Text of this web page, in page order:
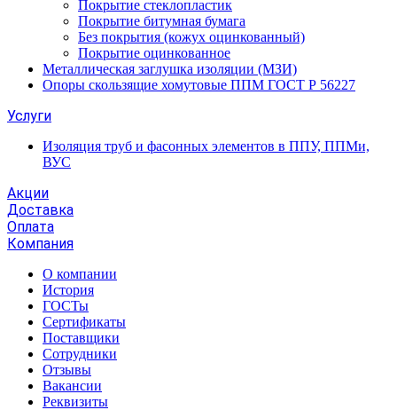
Покрытие стеклопластик
Покрытие битумная бумага
Без покрытия (кожух оцинкованный)
Покрытие оцинкованное
Металлическая заглушка изоляции (МЗИ)
Опоры скользящие хомутовые ППМ ГОСТ Р 56227
Услуги
Изоляция труб и фасонных элементов в ППУ, ППМи,
ВУС
Акции
Доставка
Оплата
Компания
О компании
История
ГОСТы
Сертификаты
Поставщики
Сотрудники
Отзывы
Вакансии
Реквизиты